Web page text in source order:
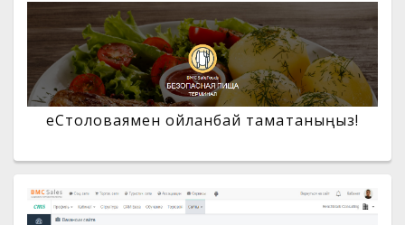
еСтоловаямен ойланбай тамақтаныңыз!